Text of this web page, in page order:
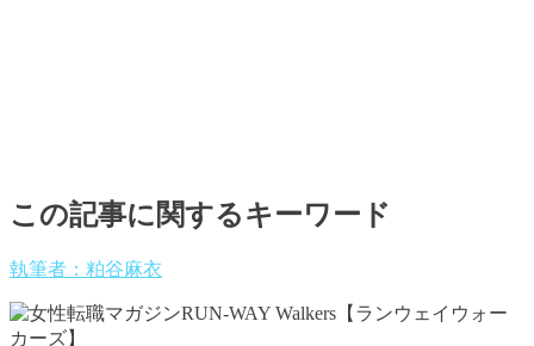
この記事に関するキーワード
執筆者：粕谷麻衣